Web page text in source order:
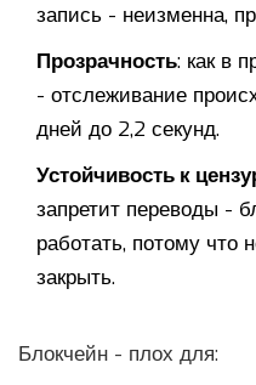
запись - неизменна,
Прозрачность: как в
- отслеживание
дней до 2,2 секунд.
Устойчивость к
запретит переводы -
работать, потому что
закрыть.
Блокчейн - плох для: